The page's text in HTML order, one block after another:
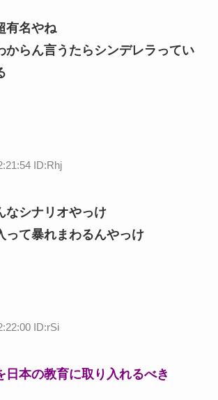
有名やね
からん言うたらシンデレラってい
ID:Rhj
なシナリオやっけ
って暴れまわるんやっけ
ID:rSi
日本の教育に取り入れるべき